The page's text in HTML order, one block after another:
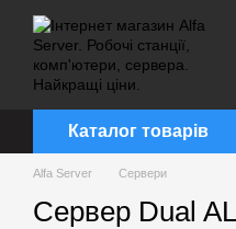
Перейти до основного контенту
Каталог товарів
Alfa Server Сервери
Сервер Dual